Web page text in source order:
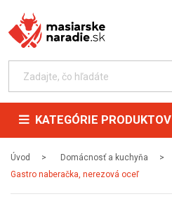
KATEGÓRIE PRODUKTOV
Úvod Domácnosť a kuchyňa
Gastro naberačka, nerezová oceľ